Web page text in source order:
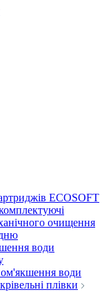
ECOSOFT
очищення
води
води
плівки